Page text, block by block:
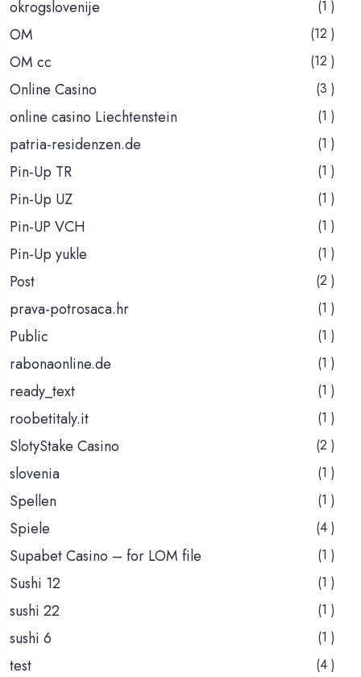
okrogslovenije (1 )
OM (12 )
OM cc (12 )
Online Casino (3 )
online casino Liechtenstein (1 )
patria-residenzen.de (1 )
Pin-Up TR (1 )
Pin-Up UZ (1 )
Pin-UP VCH (1 )
Pin-Up yukle (1 )
Post (2 )
prava-potrosaca.hr (1 )
Public (1 )
rabonaonline.de (1 )
ready_text (1 )
roobetitaly.it (1 )
SlotyStake Casino (2 )
slovenia (1 )
Spellen (1 )
Spiele (4 )
Supabet Casino – for LOM file (1 )
Sushi 12 (1 )
sushi 22 (1 )
sushi 6 (1 )
test (4 )